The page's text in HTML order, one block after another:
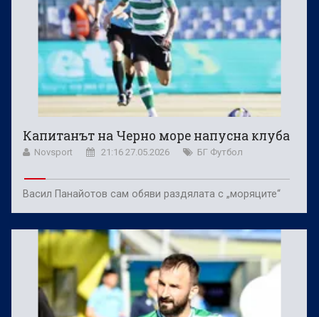
Капитанът на Черно море напусна клуба
Novsport 21:16 27.05.2026 БГ Футбол
Васил Панайотов сам обяви раздялата с „моряците“